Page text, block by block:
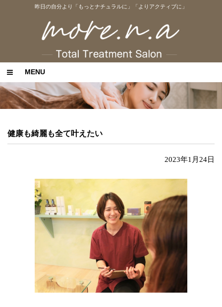
昨日の自分より「もっとナチュラルに」「よりアクティブに」
MENU
健康も綺麗も全て叶えたい
2023年1月24日